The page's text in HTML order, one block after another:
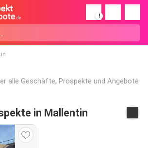
!
alle Geschäfte, Prospekte und Angebote
in Mallentin